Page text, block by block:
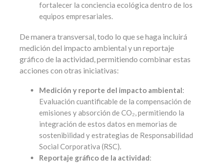
fortalecer la conciencia ecológica dentro de los
equipos empresariales.
De manera transversal, todo lo que se haga incluirá
medición del impacto ambiental y un reportaje
gráfico de la actividad, permitiendo combinar estas
acciones con otras iniciativas:
Medición y reporte del impacto ambiental:
Evaluación cuantificable de la compensación de
emisiones y absorción de CO₂, permitiendo la
integración de estos datos en memorias de
sostenibilidad y estrategias de Responsabilidad
Social Corporativa (RSC).
Reportaje gráfico de la actividad: